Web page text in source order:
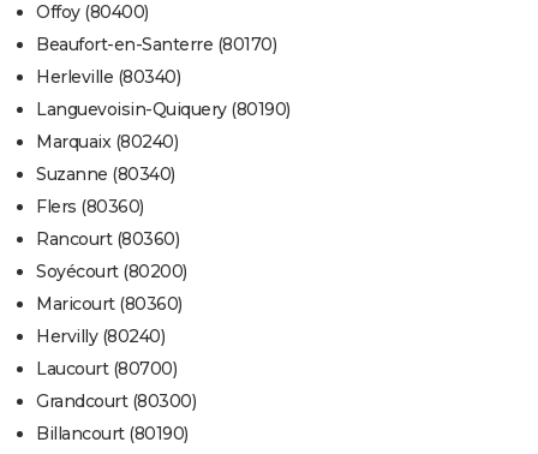
Offoy (80400)
Beaufort-en-Santerre (80170)
Herleville (80340)
Languevoisin-Quiquery (80190)
Marquaix (80240)
Suzanne (80340)
Flers (80360)
Rancourt (80360)
Soyécourt (80200)
Maricourt (80360)
Hervilly (80240)
Laucourt (80700)
Grandcourt (80300)
Billancourt (80190)